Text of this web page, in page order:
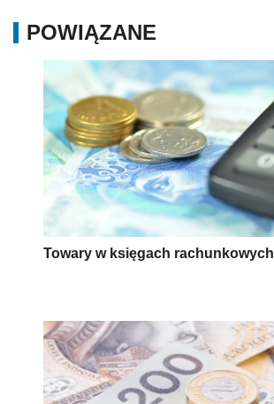
POWIĄZANE
Towary w księgach rachunkowych